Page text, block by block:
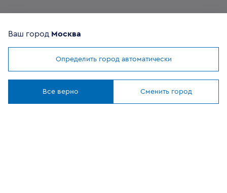
Мы используем cookies
Где купить
Ваш город Москва
Определить город автоматически
Все верно Сменить город